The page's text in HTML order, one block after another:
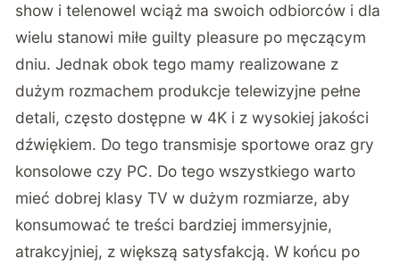
show i telenowel wciąż ma swoich odbiorców i dla
wielu stanowi miłe guilty pleasure po męczącym
dniu. Jednak obok tego mamy realizowane z
dużym rozmachem produkcje telewizyjne pełne
detali, często dostępne w 4K i z wysokiej jakości
dźwiękiem. Do tego transmisje sportowe oraz gry
konsolowe czy PC. Do tego wszystkiego warto
mieć dobrej klasy TV w dużym rozmiarze, aby
konsumować te treści bardziej immersyjnie,
atrakcyjniej, z większą satysfakcją. W końcu po